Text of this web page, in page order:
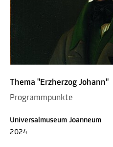
Thema "Erzherzog Johann"
Programmpunkte
Universalmuseum Joanneum
2024